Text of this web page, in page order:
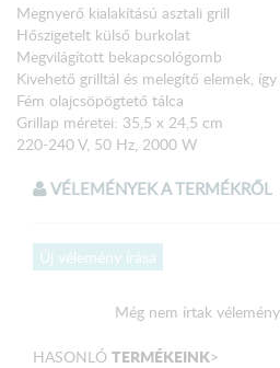
Megnyerő kialakítású asztali grill
Hőszigetelt külső burkolat
Megvilágított bekapcsológomb
Kivehető grilltál és melegítő elemek,
Fém olajcsöpögtető tálca
Grillap méretei: 35,5 x 24,5 cm
220-240 V, 50 Hz, 2000 W
VÉLEMÉNYEK A TERMÉKRŐL
Új vélemény írása
Még nem írtak
HASONLÓ TERMÉKEINK>